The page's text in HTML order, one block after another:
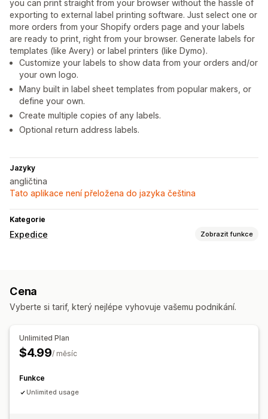
you can print straight from your browser without the hassle of
exporting to external label printing software. Just select one or
more orders from your Shopify orders page and your labels
are ready to print, right from your browser. Generate labels for
templates (like Avery) or label printers (like Dymo).
Customize your labels to show data from your orders and/or
your own logo.
Many built in label sheet templates from popular makers, or
define your own.
Create multiple copies of any labels.
Optional return address labels.
Jazyky
angličtina
Tato aplikace není přeložena do jazyka čeština
Kategorie
Expedice Zobrazit funkce
Cena
Vyberte si tarif, který nejlépe vyhovuje vašemu podnikání.
Unlimited Plan
$4.99/ měsíc
Funkce
Unlimited usage